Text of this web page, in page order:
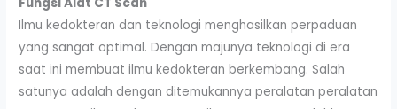
Ilmu kedokteran dan teknologi menghasilkan perpaduan
yang sangat optimal. Dengan majunya teknologi di era
saat ini membuat ilmu kedokteran berkembang. Salah
satunya adalah dengan ditemukannya peralatan peralatan